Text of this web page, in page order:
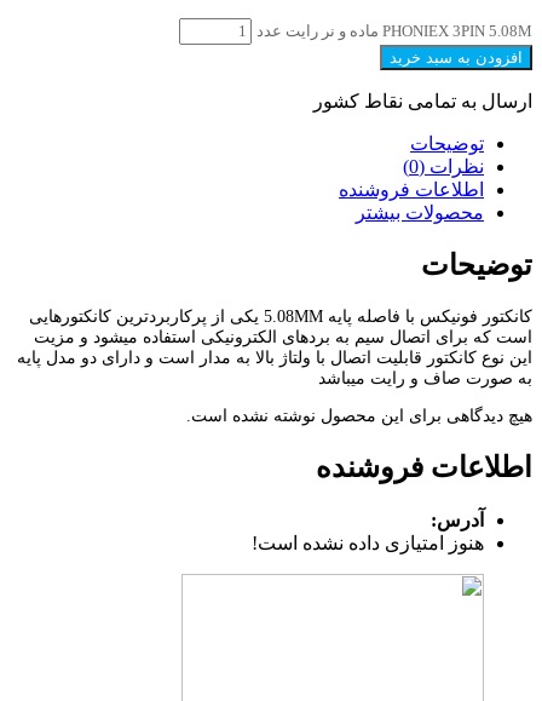
PHONIEX 3PIN 5.08M ماده و نر رایت عدد
افزودن به سبد خرید
ارسال به تمامی نقاط کشور
توضیحات
نظرات (0)
اطلاعات فروشنده
محصولات بیشتر
توضیحات
کانکتور فونیکس با فاصله پایه 5.08MM یکی از پرکاربردترین کانکتورهایی
است که برای اتصال سیم به بردهای الکترونیکی استفاده میشود و مزیت
این نوع کانکتور قابلیت اتصال با ولتاژ بالا به مدار است و دارای دو مدل پایه
به صورت صاف و رایت میباشد
هیچ دیدگاهی برای این محصول نوشته نشده است.
اطلاعات فروشنده
آدرس:
هنوز امتیازی داده نشده است!